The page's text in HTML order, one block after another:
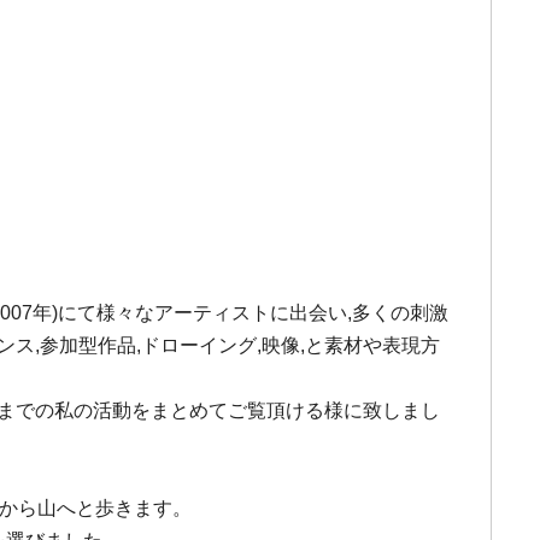
年)にて様々なアーティストに出会い,多くの刺激
ス,参加型作品,ドローイング,映像,と素材や表現方
での私の活動をまとめてご覧頂ける様に致しまし
山へと歩きます。